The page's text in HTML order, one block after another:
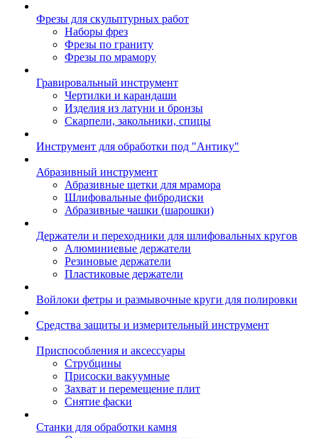
Фрезы для скульптурных работ
Наборы фрез
Фрезы по граниту
Фрезы по мрамору
Гравировальный инструмент
Чертилки и карандаши
Изделия из латуни и бронзы
Скарпели, закольники, спицы
Инструмент для обработки под "Антику"
Абразивный инструмент
Абразивные щетки для мрамора
Шлифовальные фибродиски
Абразивные чашки (шарошки)
Держатели и переходники для шлифовальных кругов
Алюминиевые держатели
Резиновые держатели
Пластиковые держатели
Войлоки фетры и размывочные круги для полировки
Средства защиты и измерительный инструмент
Приспособления и аксессуары
Струбцины
Присоски вакуумные
Захват и перемещение плит
Снятие фаски
Станки для обработки камня